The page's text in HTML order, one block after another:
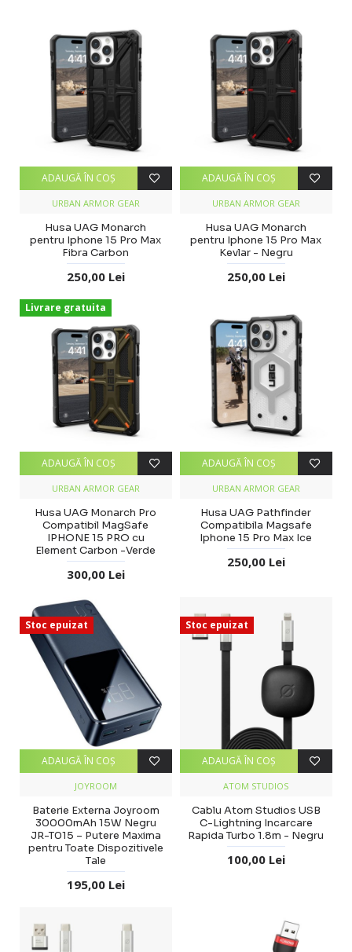
URBAN ARMOR GEAR
Husa UAG Monarch
pentru Iphone 15 Pro Max
Fibra Carbon
250,00 Lei
ADAUGĂ ÎN COŞ
URBAN ARMOR GEAR
Husa UAG Monarch
pentru Iphone 15 Pro Max
Kevlar - Negru
250,00 Lei
ADAUGĂ ÎN COŞ
Livrare gratuita
URBAN ARMOR GEAR
Husa UAG Monarch Pro
Compatibil MagSafe
IPHONE 15 PRO cu
Element Carbon -Verde
300,00 Lei
ADAUGĂ ÎN COŞ
URBAN ARMOR GEAR
Husa UAG Pathfinder
Compatibila Magsafe
Iphone 15 Pro Max Ice
250,00 Lei
ADAUGĂ ÎN COŞ
Stoc epuizat
JOYROOM
Baterie Externa Joyroom
30000mAh 15W Negru
JR-T015 – Putere Maxima
pentru Toate Dispozitivele
Tale
195,00 Lei
ADAUGĂ ÎN COŞ
Stoc epuizat
ATOM STUDIOS
Cablu Atom Studios USB
C-Lightning Incarcare
Rapida Turbo 1.8m - Negru
100,00 Lei
ADAUGĂ ÎN COŞ